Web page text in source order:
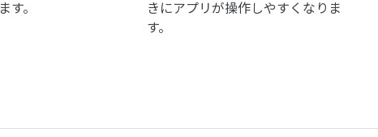
す。
きにアプリが操作しやすくなりま
す。